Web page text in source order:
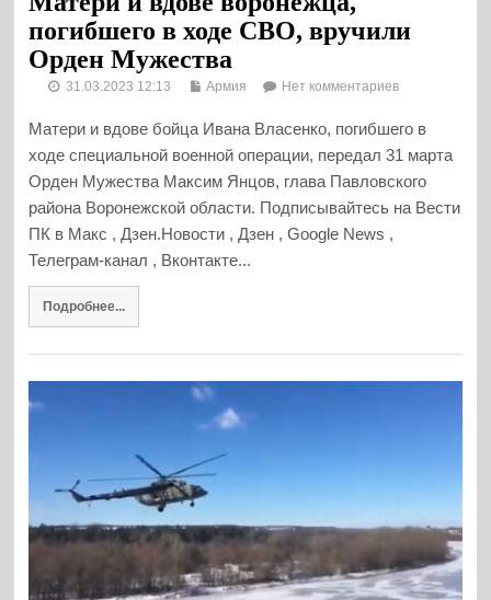
погибшего в ходе СВО, вручили
Орден Мужества
31.03.2023 12:13 Армия Нет комментариев
Матери и вдове бойца Ивана Власенко, погибшего в
ходе специальной военной операции, передал 31 марта
Орден Мужества Максим Янцов, глава Павловского
района Воронежской области. Подписывайтесь на Вести
ПК в Макс , Дзен.Новости , Дзен , Google News ,
Телеграм-канал , Вконтакте...
Подробнее...